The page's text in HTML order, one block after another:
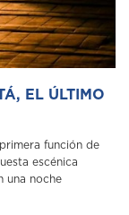
EL ÚLTIMO
función de
escénica
una noche